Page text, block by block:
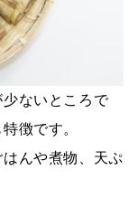
ないところで
徴です。
んや煮物、天ぷ